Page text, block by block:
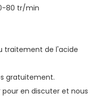
80 tr/min
traitement de l'acide
gratuitement.
en discuter et nous